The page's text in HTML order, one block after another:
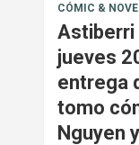
CÓMIC &
Astiberri
jueves
entrega
tomo
Nguyen